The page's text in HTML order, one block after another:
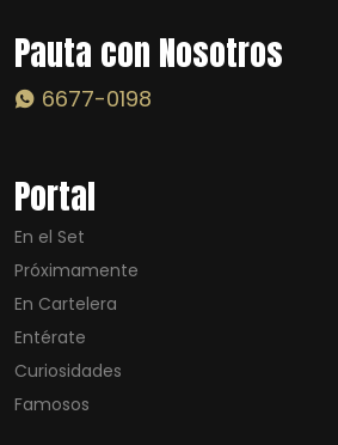
Pauta con Nosotros
6677-0198
Portal
En el Set
Próximamente
En Cartelera
Entérate
Curiosidades
Famosos